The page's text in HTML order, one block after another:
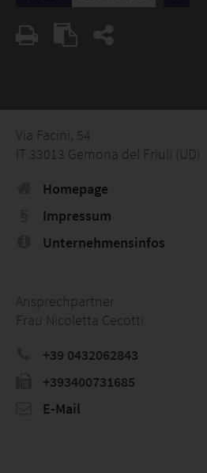
Via Facini, 54
IT 33013 Gemona del Friuli (UD)
Homepage
Impressum
Unternehmensinfos
Ansprechpartner
Frau Nicoletta Cecotti
+39 0432062843
+393400731685
E-Mail